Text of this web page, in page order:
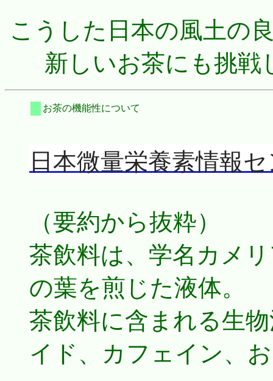
こうした日本の風土の
新しいお茶にも挑
お茶の機能性について
日本微量栄養素情報
（要約から抜粋）
茶飲料は、学名カメ
の葉を煎じた液体。
茶飲料に含まれる生
イド、カフェイン、